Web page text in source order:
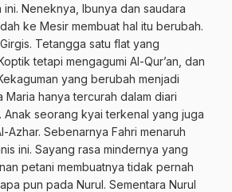
Neneknya, Ibunya dan saudara
ke Mesir membuat hal itu berubah.
Tetangga satu flat yang
tetapi mengagumi Al-Qur’an, dan
yang berubah menjadi
Maria hanya tercurah dalam diari
Anak seorang kyai terkenal yang juga
Azhar. Sebenarnya Fahri menaruh
ini. Sayang rasa mindernya yang
petani membuatnya tidak pernah
pun pada Nurul. Sementara Nurul